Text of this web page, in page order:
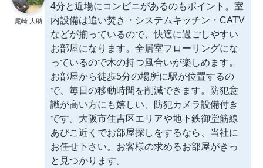
尾崎 大助
4分と近場にコンビニがあるのもポイント。室
内設備は追い焚き・システムキッチン・CATV
などが揃っているので、快適に過ごしやすい
お部屋になります。全居室フローリングにな
っているので木の持つ風合いが楽しめます。
お部屋から徒歩5分の場所に駅が位置するの
で、毎日の移動時間を削減できます。防犯意
識が高い方にも嬉しい、防犯カメラ設備付き
です。大阪市住吉区エリアや地下鉄御堂筋線
あびこ近くでお部屋探しをするなら、当社に
お任せ下さい。お客様の求めるお部屋がきっ
と見つかります。